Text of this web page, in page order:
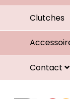
Clutches
Contact